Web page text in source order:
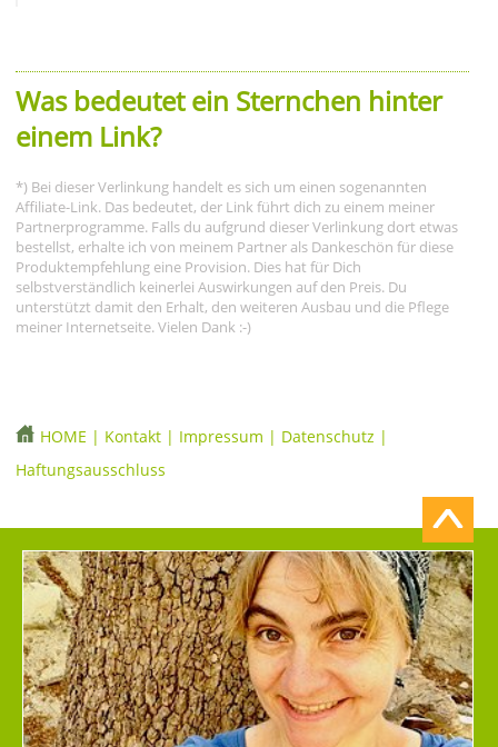
Was bedeutet ein Sternchen hinter
einem Link?
*) Bei dieser Verlinkung handelt es sich um einen sogenannten
Affiliate-Link. Das bedeutet, der Link führt dich zu einem meiner
Partnerprogramme. Falls du aufgrund dieser Verlinkung dort etwas
bestellst, erhalte ich von meinem Partner als Dankeschön für diese
Produktempfehlung eine Provision. Dies hat für Dich
selbstverständlich keinerlei Auswirkungen auf den Preis. Du
unterstützt damit den Erhalt, den weiteren Ausbau und die Pflege
meiner Internetseite. Vielen Dank :-)
HOME | Kontakt | Impressum | Datenschutz |
Haftungsausschluss